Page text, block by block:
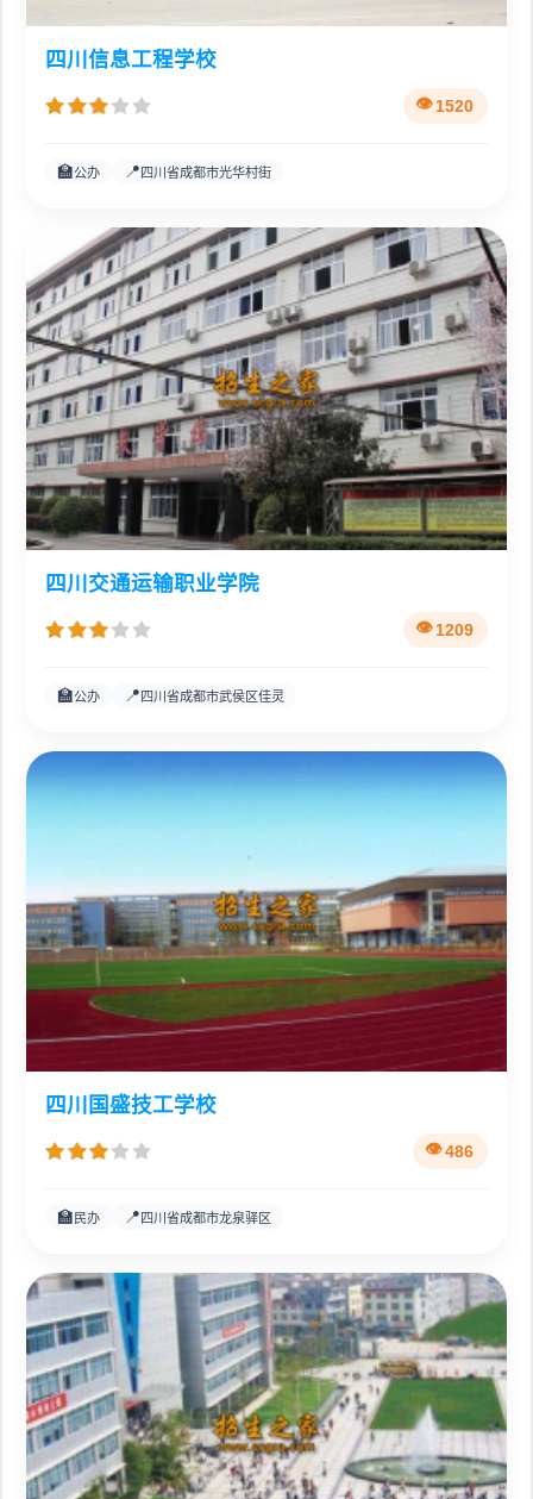
四川信息工程学校
1520
🏫公办 📍四川省成都市光华村街
四川交通运输职业学院
1209
🏫公办 📍四川省成都市武侯区佳灵
四川国盛技工学校
486
🏫 民办 📍四川省成都市龙泉驿区